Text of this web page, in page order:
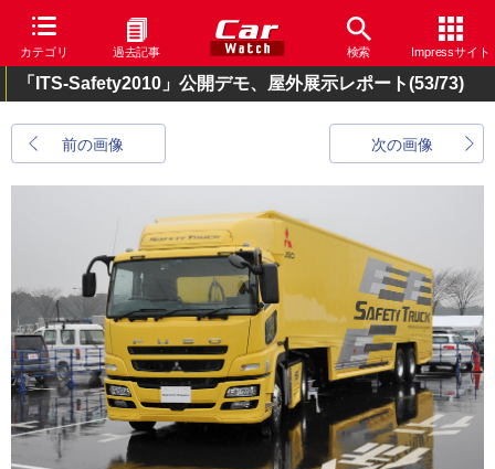
カテゴリ 過去記事 検索 Impressサイト
「ITS-Safety2010」公開デモ、屋外展示レポート(53/73)
前の画像 次の画像